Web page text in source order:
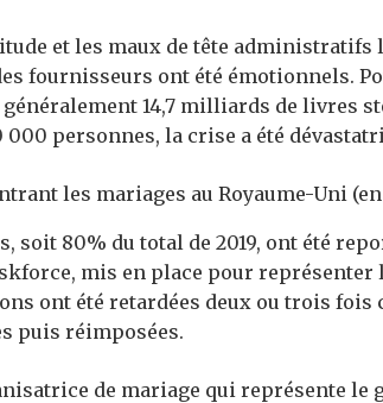
et les maux de tête administratifs
fournisseurs ont été émotionnels.
généralement 14,7 milliards de livres
personnes, la crise a été
soit 80% du total de 2019, ont été
mis en place pour
ont été retardées deux ou trois
puis réimposées.
de mariage qui représente le